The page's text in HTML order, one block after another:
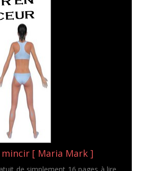
[ Maria Mark ]